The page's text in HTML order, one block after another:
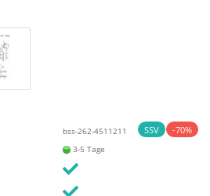
SSV -70%
bss-262-4511211
3-5 Tage